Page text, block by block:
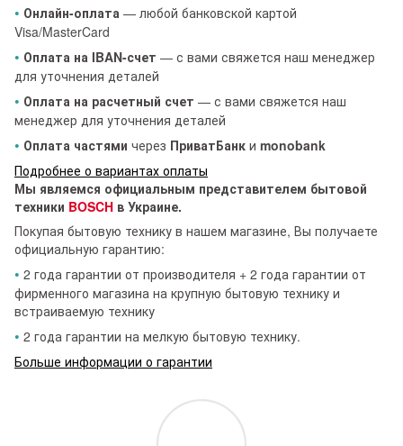
• Онлайн-оплата — любой банковской картой
Visa/MasterCard
• Оплата на IBAN-счет — с вами свяжется наш менеджер
для уточнения деталей
• Оплата на расчетный счет — с вами свяжется наш
менеджер для уточнения деталей
• Оплата частями через ПриватБанк и monobank
Подробнее о вариантах оплаты
Мы являемся официальным представителем бытовой
техники BOSCH в Украине.
Покупая бытовую технику в нашем магазине, Вы получаете
официальную гарантию:
• 2 года гарантии от производителя + 2 года гарантии от
фирменного магазина на крупную бытовую технику и
встраиваемую технику
• 2 года гарантии на мелкую бытовую технику.
Больше информации о гарантии